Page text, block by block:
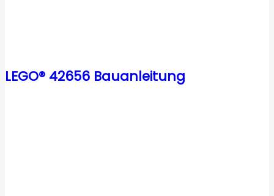
LEGO® 42656 Bauanleitung